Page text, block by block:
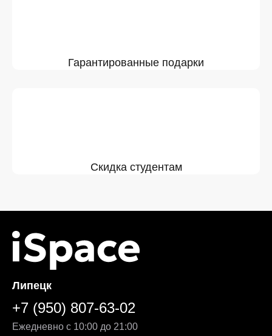
Гарантированные подарки
Скидка студентам
Липецк
+7 (950) 807-63-02
Ежедневно с 10:00 до 21:00